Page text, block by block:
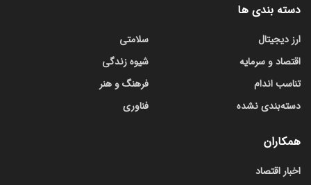
دسته بندی ها
ارز دیجیتال
اقتصاد و سرمایه
تناسب اندام
دسته‌بندی نشده
سلامتی
شیوه زندگی
فرهنگ و هنر
فناوری
همکاران
اخبار اقتصاد